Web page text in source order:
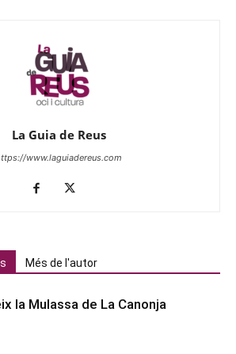
La Guia de Reus
www.laguiadereus.com
Més de l'autor
la Mulassa de La Canonja